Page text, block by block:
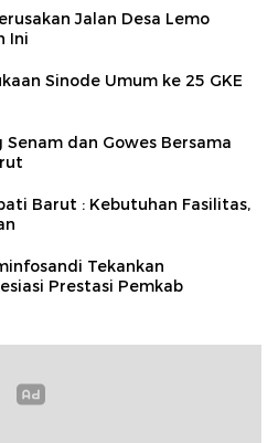
Jalan Desa Lemo
Ini
Sinode Umum ke 25 GKE
dan Gowes Bersama
Barut : Kebutuhan Fasilitas,
Tekankan
Prestasi Pemkab